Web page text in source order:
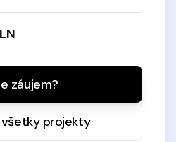
záujem?
všetky projekty